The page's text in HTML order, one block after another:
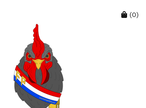
Cart
(0)